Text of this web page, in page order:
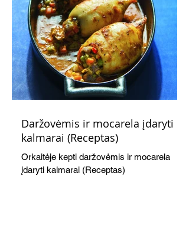
Daržovėmis ir mocarela įdaryti
kalmarai (Receptas)
Orkaitėje kepti daržovėmis ir mocarela
įdaryti kalmarai (Receptas)